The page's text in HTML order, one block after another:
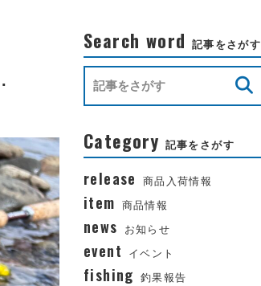
Search word 記事をさがす
Category 記事をさがす
release 商品入荷情報
item 商品情報
news お知らせ
event イベント
fishing 釣果報告